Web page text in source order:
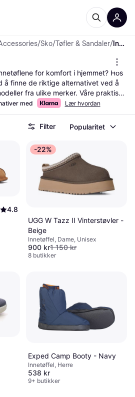
/Sko/Tøfler & Sandaler/ Innetøfler
for komfort i hjemmet? Hos
å finne de riktige alternativet ved å
fra ulike merker. Våre praktiske
for deg å sortere etter størrelse,
hjelper deg med å finne det paret
stil. Filtrer også etter pris for å
forhandlere og sikre at du
dine. Les brukeranmeldelser for å
med produktene. Vi gir deg all
på ett sted, slik at du enkelt kan
Begynn her for å finne de tøfler som
Les mer om innetøfler her
med Lær hvordan
Filter Popularitet
4.8
-22%
UGG W Tazz II Vinterstøvler -
Beige
Innetøffel, Dame, Unisex
900 kr1 150 kr
8 butikker
Exped Camp Booty - Navy
Innetøffel, Herre
538 kr
9+ butikker